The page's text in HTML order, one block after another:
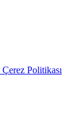
Çerez Politikası